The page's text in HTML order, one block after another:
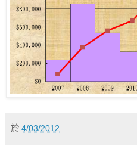
於 4/03/2012